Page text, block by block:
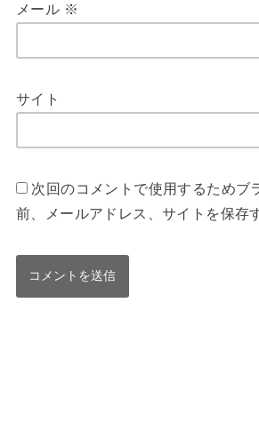
メール ※
サイト
次回のコメントで使用するためブ
前、メールアドレス、サイトを保存